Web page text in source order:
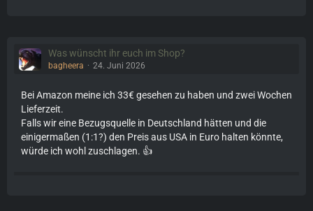
Was wünscht ihr euch im Shop?
bagheera 24. Juni 2026
Bei Amazon meine ich 33€ gesehen zu haben und zwei Wochen
Lieferzeit.
Falls wir eine Bezugsquelle in Deutschland hätten und die
einigermaßen (1:1?) den Preis aus USA in Euro halten könnte,
würde ich wohl zuschlagen. 👍